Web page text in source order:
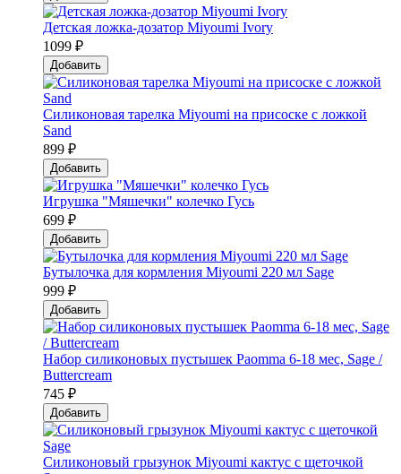
Детская ложка-дозатор Мiyoumi Ivory
1099 ₽
Добавить
Силиконовая тарелка Мiyoumi на присоске с ложкой
Sand
899 ₽
Добавить
Игрушка "Мяшечки" колечко Гусь
699 ₽
Добавить
Бутылочка для кормления Miyoumi 220 мл Sage
999 ₽
Добавить
Набор силиконовых пустышек Paomma 6-18 мес, Sage /
Buttercream
745 ₽
Добавить
Силиконовый грызунок Мiyoumi кактус с щеточкой